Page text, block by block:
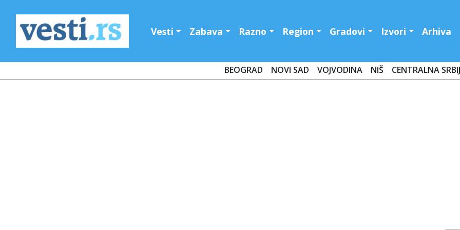
Vesti Zabava Razno Region Gradovi Izvori Arhiva
BEOGRAD NOVI SAD VOJVODINA NIŠ CENTRALNA